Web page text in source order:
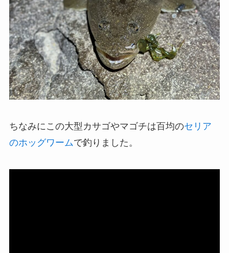
ちなみにこの大型カサゴやマゴチは百均のセリア
のホッグワームで釣りました。